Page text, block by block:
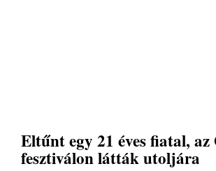
Eltűnt egy 21 éves fiatal, az
fesztiválon látták utoljára